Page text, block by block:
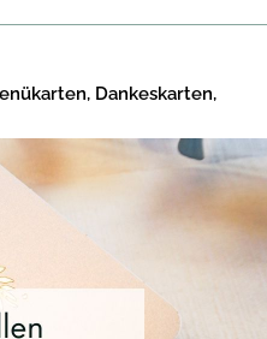
Dankeskarten,